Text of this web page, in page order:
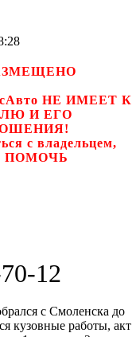
НЕ ИМЕЕТ К
И ЕГО
с владельцем,
ПОМОЧЬ
12
с Смоленска до
кузовные работы, акт